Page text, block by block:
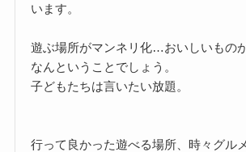
います。
遊ぶ場所がマンネリ化…おいしいもの
なんということでしょう。
子どもたちは言いたい放題。
行って良かった遊べる場所、時々グル